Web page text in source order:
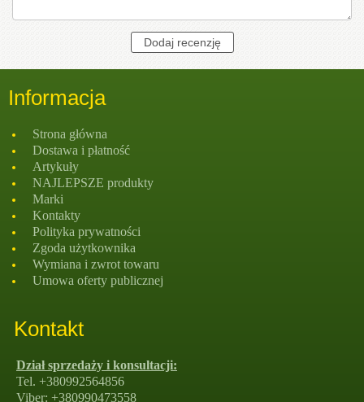
Informacja
Strona głównа
Dostawa i płatność
Artykuły
NAJLEPSZE produkty
Marki
Kontakty
Polityka prywatności
Zgoda użytkownika
Wymiana i zwrot towaru
Umowa oferty publicznej
Kontakt
Dział sprzedaży i konsultacji:
Tel. +380992564856
Viber: +380990473558